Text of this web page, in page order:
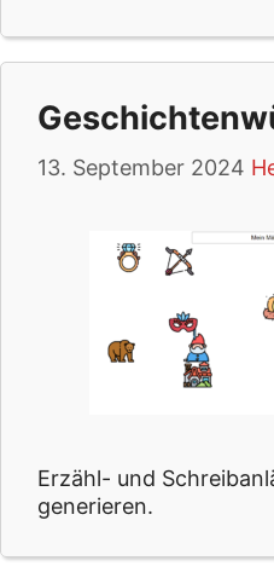
13. September 2024
Erzähl- und
generieren.